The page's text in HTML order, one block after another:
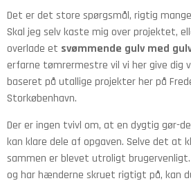
Det er det store spørgsmål, rigtig
Skal jeg selv kaste mig over projektet,
overlade et svømmende gulv med
erfarne tømrermestre vil vi her give dig
baseret på utallige projekter her på
Storkøbenhavn.
Der er ingen tvivl om, at en dygtig gør-
kan klare dele af opgaven. Selve det at
sammen er blevet utroligt
og har hænderne skruet rigtigt på, kan